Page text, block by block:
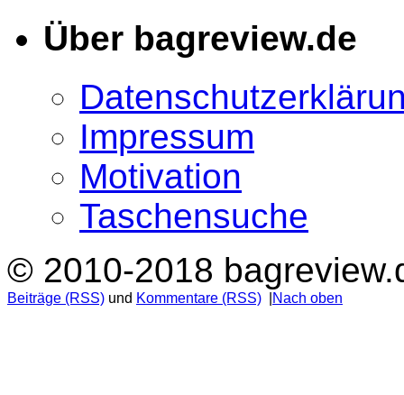
Über bagreview.de
Impressum
Motivation
Taschensuche
© 2010-2018
Beiträge (RSS) und Kommentare (RSS) Nach oben